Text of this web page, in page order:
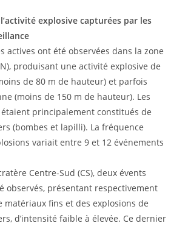
explosive capturées par les
actives ont été observées dans la zone
produisant une activité explosive de
de 80 m de hauteur) et parfois
(moins de 150 m de hauteur). Les
principalement constitués de
(bombes et lapilli). La fréquence
variait entre 9 et 12 événements
Centre-Sud (CS), deux évents
observés, présentant respectivement
matériaux fins et des explosions de
d’intensité faible à élevée. Ce dernier